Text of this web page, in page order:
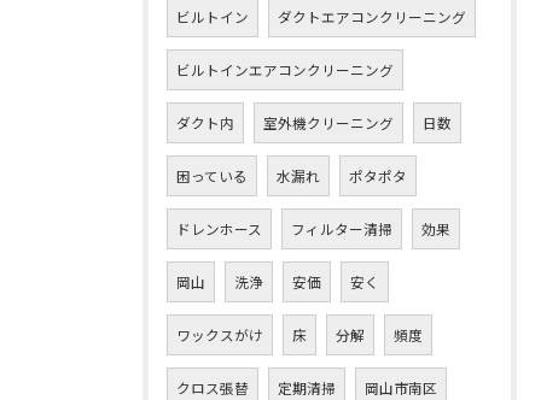
ビルトイン ダクトエアコンクリーニング
ビルトインエアコンクリーニング
ダクト内 室外機クリーニング 日数
困っている 水漏れ ポタポタ
ドレンホース フィルター清掃 効果
岡山 洗浄 安価 安く
ワックスがけ 床 分解 頻度
クロス張替 定期清掃 岡山市南区